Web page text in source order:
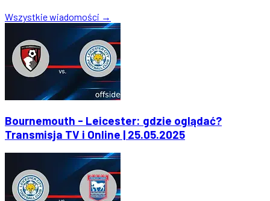
Wszystkie wiadomości →
Bournemouth - Leicester: gdzie oglądać?
Transmisja TV i Online | 25.05.2025